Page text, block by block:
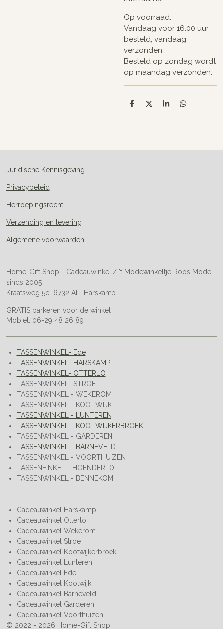
Op voorraad:
Vandaag voor 16.00 uur
besteld, vandaag
verzonden
Besteld op zondag wordt
op maandag verzonden.
D
D
S
D
Juridische Kennisgeving
Privacybeleid
Herroepingsrecht
Verzending en levering
Algemene voorwaarden
Home-Gift Shop - Cadeauwinkel / 't Modewinkeltje Roos Mode
sinds 2005
Kraatsweg 5c 6732 AL Harskamp
GRATIS parkeren voor de winkel
Mobiel: 06-29 48 26 89
TASSENWINKEL- Ede
TASSENWINKEL- HARSKAMP
TASSENWINKEL- OTTERLO
TASSENWINKEL- STROE
TASSENWINKEL - WEKEROM
TASSENWINKEL - KOOTWIJK
TASSENWINKEL - LUNTEREN
TASSENWINKEL - KOOTWIJKERBROEK
TASSENWINKEL - GARDEREN
TASSENWINKEL - BARNEVEL
D
TASSENWINKEL - VOORTHUIZEN
TASSENEINKEL - HOENDERLO
TASSENWINKEL - BENNEKOM
Cadeauwinkel Harskamp
Cadeauwinkel Otterlo
Cadeauwinkel Wekerom
Cadeauwinkel Stroe
Cadeauwinkel Kootwijkerbroek
Cadeauwinkel Lunteren
Cadeauwinkel Ede
Cadeauwinkel Kootwijk
Cadeauwinkel Barneveld
Cadeauwinkel Garderen
Cadeauwinkel Voorthuizen
© 2022 - 2026 Home-Gift Shop